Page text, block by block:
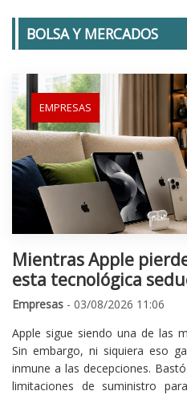
BOLSA Y MERCADOS
EMPRESAS
Mientras Apple
esta tecnológica
Empresas - 03/08/2026 11:06
Apple sigue siendo una de las
Sin embargo, ni siquiera eso
inmune a las decepciones.
limitaciones de suministro